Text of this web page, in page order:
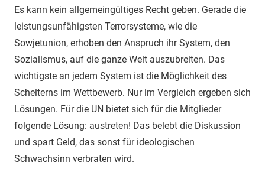
Es kann kein allgemeingültiges Recht geben. Gerade die
leistungsunfähigsten Terrorsysteme, wie die
Sowjetunion, erhoben den Anspruch ihr System, den
Sozialismus, auf die ganze Welt auszubreiten. Das
wichtigste an jedem System ist die Möglichkeit des
Scheiterns im Wettbewerb. Nur im Vergleich ergeben sich
Lösungen. Für die UN bietet sich für die Mitglieder
folgende Lösung: austreten! Das belebt die Diskussion
und spart Geld, das sonst für ideologischen
Schwachsinn verbraten wird.